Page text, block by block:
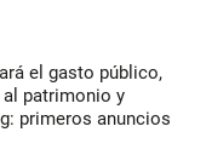
el gasto público,
patrimonio y
primeros anuncios